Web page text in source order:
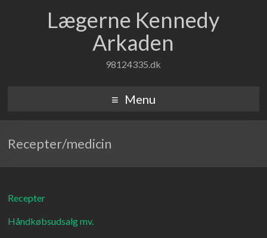
Lægerne Kennedy
Arkaden
98124335.dk
Menu
Recepter/medicin
Recepter
Håndkøbsudsalg mv.